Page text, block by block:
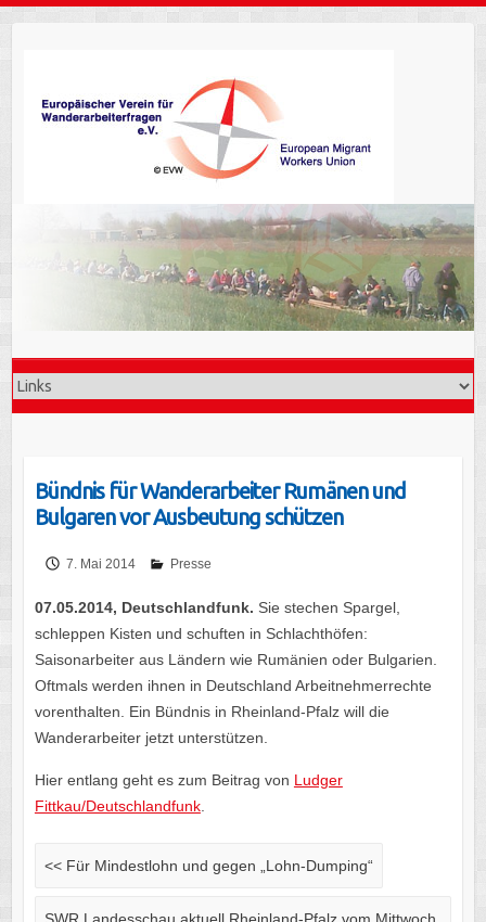
Bündnis für Wanderarbeiter Rumänen und
Bulgaren vor Ausbeutung schützen
7. Mai 2014 Presse
07.05.2014, Deutschlandfunk. Sie stechen Spargel,
schleppen Kisten und schuften in Schlachthöfen:
Saisonarbeiter aus Ländern wie Rumänien oder Bulgarien.
Oftmals werden ihnen in Deutschland Arbeitnehmerrechte
vorenthalten. Ein Bündnis in Rheinland-Pfalz will die
Wanderarbeiter jetzt unterstützen.
Hier entlang geht es zum Beitrag von Ludger
Fittkau/Deutschlandfunk.
<<Für Mindestlohn und gegen „Lohn-Dumping“